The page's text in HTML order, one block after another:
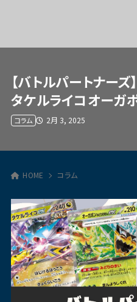
【バトルパートナー
タケルライコオーガ
2月 3, 2025
コラム
HOME コラム